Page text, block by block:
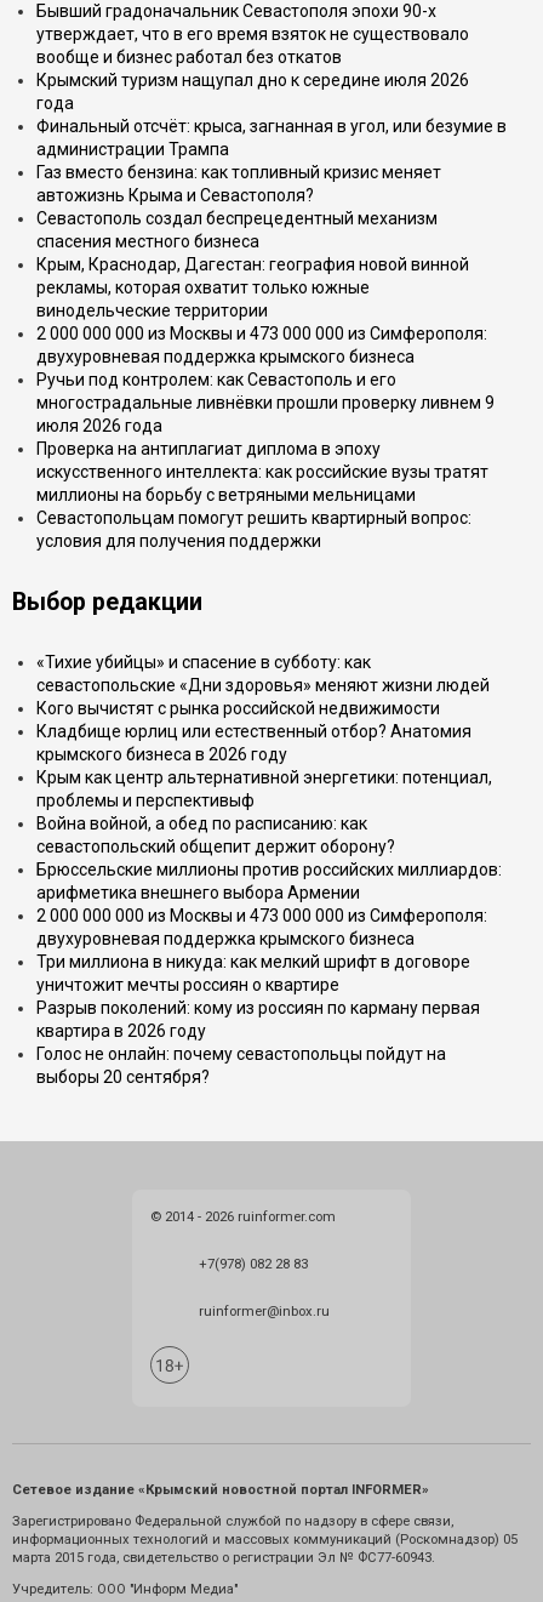
Бывший градоначальник Севастополя эпохи 90-х
утверждает, что в его время взяток не существовало
вообще и бизнес работал без откатов
Крымский туризм нащупал дно к середине июля 2026
года
Финальный отсчёт: крыса, загнанная в угол, или безумие в
администрации Трампа
Газ вместо бензина: как топливный кризис меняет
автожизнь Крыма и Севастополя?
Севастополь создал беспрецедентный механизм
спасения местного бизнеса
Крым, Краснодар, Дагестан: география новой винной
рекламы, которая охватит только южные
винодельческие территории
2 000 000 000 из Москвы и 473 000 000 из Симферополя:
двухуровневая поддержка крымского бизнеса
Ручьи под контролем: как Севастополь и его
многострадальные ливнёвки прошли проверку ливнем 9
июля 2026 года
Проверка на антиплагиат диплома в эпоху
искусственного интеллекта: как российские вузы тратят
миллионы на борьбу с ветряными мельницами
Севастопольцам помогут решить квартирный вопрос:
условия для получения поддержки
Выбор редакции
«Тихие убийцы» и спасение в субботу: как
севастопольские «Дни здоровья» меняют жизни людей
Кого вычистят с рынка российской недвижимости
Кладбище юрлиц или естественный отбор? Анатомия
крымского бизнеса в 2026 году
Крым как центр альтернативной энергетики: потенциал,
проблемы и перспективыф
Война войной, а обед по расписанию: как
севастопольский общепит держит оборону?
Брюссельские миллионы против российских миллиардов:
арифметика внешнего выбора Армении
2 000 000 000 из Москвы и 473 000 000 из Симферополя:
двухуровневая поддержка крымского бизнеса
Три миллиона в никуда: как мелкий шрифт в договоре
уничтожит мечты россиян о квартире
Разрыв поколений: кому из россиян по карману первая
квартира в 2026 году
Голос не онлайн: почему севастопольцы пойдут на
выборы 20 сентября?
© 2014 - 2026 ruinformer.com
+7(978) 082 28 83
ruinformer@inbox.ru
Сетевое издание «Крымский новостной портал INFORMER»
Зарегистрировано Федеральной службой по надзору в сфере связи,
информационных технологий и массовых коммуникаций (Роскомнадзор) 05
марта 2015 года, свидетельство о регистрации Эл № ФС77-60943.
Учредитель: ООО "Информ Медиа"